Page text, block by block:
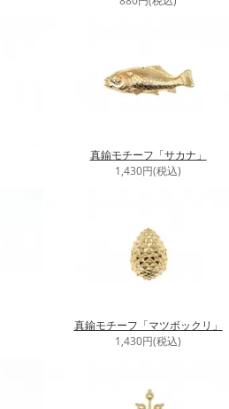
真鍮モチーフ「サカナ」
1,430円(税込)
真鍮モチーフ「マツボックリ」
1,430円(税込)